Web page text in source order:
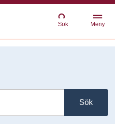
Sök Meny
Sök